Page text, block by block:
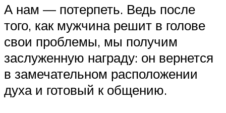
А нам — потерпеть. Ведь после
того, как мужчина решит в голове
свои проблемы, мы получим
заслуженную награду: он вернется
в замечательном расположении
духа и готовый к общению.